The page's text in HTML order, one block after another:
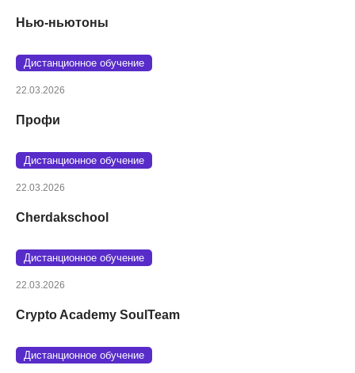
Нью-ньютоны
Дистанционное обучение
22.03.2026
Профи
Дистанционное обучение
22.03.2026
Cherdakschool
Дистанционное обучение
22.03.2026
Crypto Academy SoulTeam
Дистанционное обучение